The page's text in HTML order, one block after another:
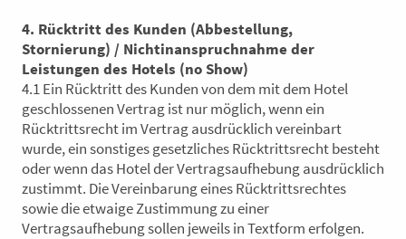
4. Rücktritt des Kunden (Abbestellung,
Stornierung) / Nichtinanspruchnahme der
Leistungen des Hotels (no Show)
4.1 Ein Rücktritt des Kunden von dem mit dem Hotel
geschlossenen Vertrag ist nur möglich, wenn ein
Rücktrittsrecht im Vertrag ausdrücklich vereinbart
wurde, ein sonstiges gesetzliches Rücktrittsrecht besteht
oder wenn das Hotel der Vertragsaufhebung ausdrücklich
zustimmt. Die Vereinbarung eines Rücktrittsrechtes
sowie die etwaige Zustimmung zu einer
Vertragsaufhebung sollen jeweils in Textform erfolgen.